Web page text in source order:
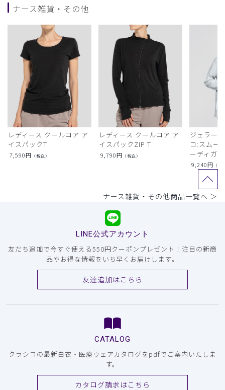
ナース雑貨・その他
レディース:クールコア ア
イスパックT
7,590円 （税込）
レディース:クールコア ア
イスパックZIP T
9,790円 （税込）
ジェラー
コ:スムー
ーディガン
9,240円 （税
ナース雑貨・その他商品一覧へ ＞
LINE公式アカウント
友だち追加で今すぐ使える550円クーポンプレゼント！注目の新商
品やお得な情報をいち早くお届けします。
友達追加はこちら
CATALOG
クラシコの最新白衣・医療ウェアカタログをpdfでご案内いたしま
す。
カタログ請求はこちら